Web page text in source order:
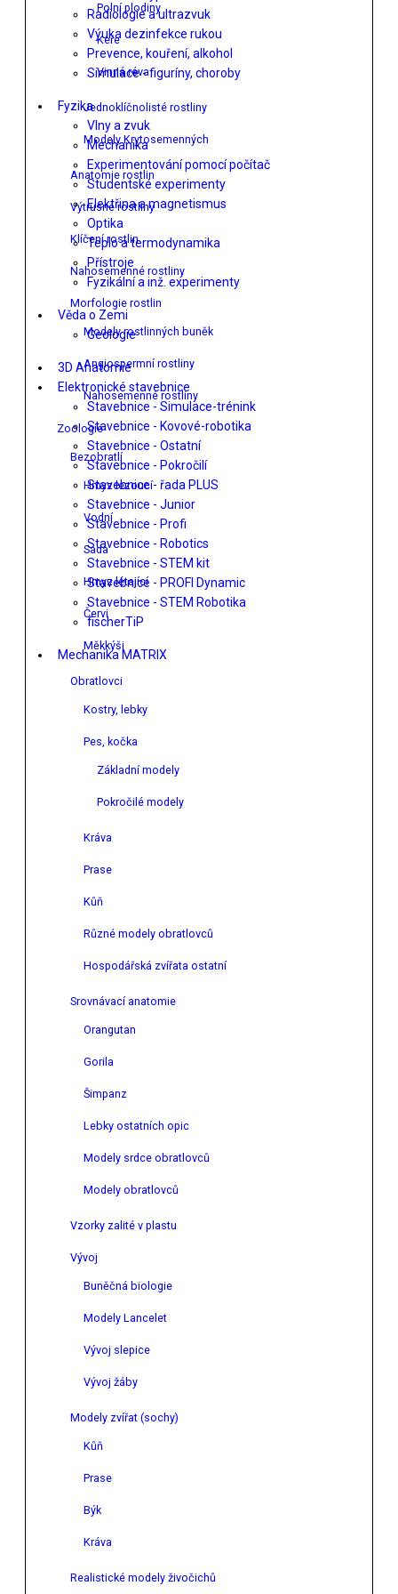
Radiologie a ultrazvuk
Výuka dezinfekce rukou
Prevence, kouření, alkohol
Simulace - figuríny, choroby
Fyzika
Vlny a zvuk
Mechanika
Experimentování pomocí počítač
Studentské experimenty
Elektřina a magnetismus
Optika
Teplo a termodynamika
Přístroje
Fyzikální a inž. experimenty
Věda o Zemi
Geologie
3D Anatomie
Elektronické stavebnice
Stavebnice - Simulace-trénink
Stavebnice - Kovové-robotika
Stavebnice - Ostatní
Stavebnice - Pokročilí
Stavebnice - řada PLUS
Stavebnice - Junior
Stavebnice - Profi
Stavebnice - Robotics
Stavebnice - STEM kit
Stavebnice - PROFI Dynamic
Stavebnice - STEM Robotika
fischerTiP
Mechanika MATRIX
Polní plodiny
Keře
Vinná réva
Jednoklíčnolisté rostliny
Modely Krytosemenných
Anatomie rostlin
Výtrusné rostliny
Klíčení rostlin
Nahosemenné rostliny
Morfologie rostlin
Modely rostlinných buněk
Angiospermní rostliny
Nahosemenné rostliny
Zoologie
Bezobratlí
Hmyz lezoucí
Vodní
Sada
Hmyz létající
Červi
Měkkýši
Obratlovci
Kostry, lebky
Pes, kočka
Základní modely
Pokročilé modely
Kráva
Prase
Kůň
Různé modely obratlovců
Hospodářská zvířata ostatní
Srovnávací anatomie
Orangutan
Gorila
Šimpanz
Lebky ostatních opic
Modely srdce obratlovců
Modely obratlovců
Vzorky zalité v plastu
Vývoj
Buněčná biologie
Modely Lancelet
Vývoj slepice
Vývoj žáby
Modely zvířat (sochy)
Kůň
Prase
Býk
Kráva
Realistické modely živočichů